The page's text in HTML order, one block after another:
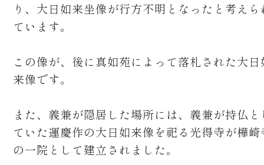
り、大日如来坐像が行方不明となったと考えら
ています。
この像が、後に真如苑によって落札された大日
来像です。
また、義兼が隠居した場所には、義兼が持仏と
ていた運慶作の大日如来像を祀る光得寺が樺崎
の一院として建立されました。